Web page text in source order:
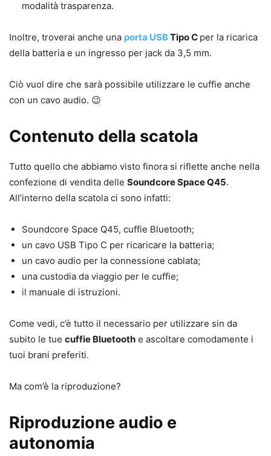
modalità trasparenza.
Inoltre, troverai anche una porta USBTipo C per la ricarica
della batteria e un ingresso per jack da 3,5 mm.
Ciò vuol dire che sarà possibile utilizzare le cuffie anche
con un cavo audio. 😉
Contenuto della scatola
Tutto quello che abbiamo visto finora si riflette anche nella
confezione di vendita delle Soundcore Space Q45.
All’interno della scatola ci sono infatti:
Soundcore Space Q45, cuffie Bluetooth;
un cavo USB Tipo C per ricaricare la batteria;
un cavo audio per la connessione cablata;
una custodia da viaggio per le cuffie;
il manuale di istruzioni.
Come vedi, c’è tutto il necessario per utilizzare sin da
subito le tue cuffie Bluetooth e ascoltare comodamente i
tuoi brani preferiti.
Ma com’è la riproduzione?
Riproduzione audio e
autonomia